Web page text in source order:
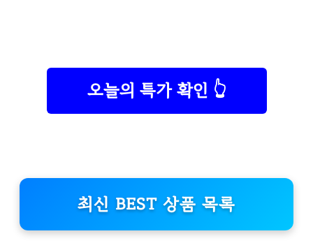
오늘의 특가 확인 👆
최신 BEST 상품 목록